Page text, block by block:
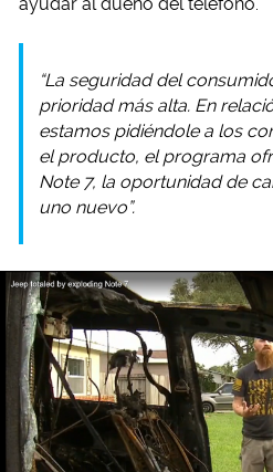
ayudar al dueño del teléfono.
“La seguridad del
prioridad más alta. En
estamos pidiéndole a los
el producto, el programa
Note 7, la oportunidad de
uno nuevo”.